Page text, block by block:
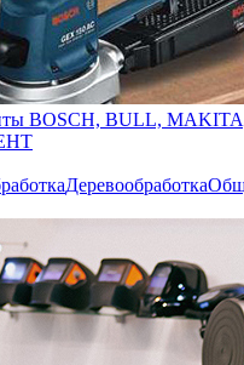
BOSCH, BULL,
Деревообработка